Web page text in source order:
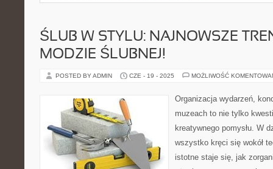
ŚLUB W STYLU: NAJNOWSZE
MODZIE ŚLUBNEJ!
POSTED BY ADMIN CZE - 19 - 2025 MOŻLIWOŚĆ
Organizacja wydarzeń,
muzeach to nie tylko
kreatywnego pomysłu. W
wszystko kręci się wokół
istotne staje się, jak